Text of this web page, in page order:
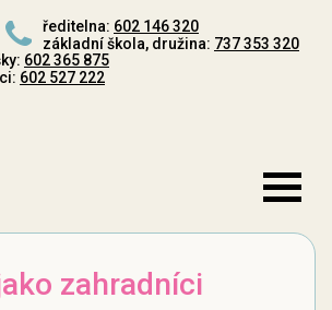
ředitelna: 602 146 320
základní škola, družina: 737 353 320
602 365 875
602 527 222
zahradníci